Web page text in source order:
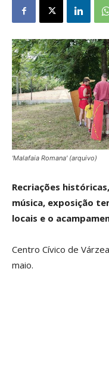
'Malafaia Romana' (arquivo)
Recriações
música, exposição
locais e o
Centro Cívico de
maio.